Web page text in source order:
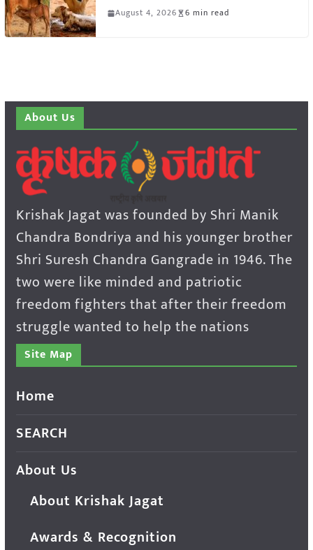
August 4, 2026 6 min read
About Us
Krishak Jagat was founded by Shri Manik
Chandra Bondriya and his younger brother
Shri Suresh Chandra Gangrade in 1946. The
two were like minded and patriotic
freedom fighters that after their freedom
struggle wanted to help the nations
Site Map
Home
SEARCH
About Us
About Krishak Jagat
Awards & Recognition